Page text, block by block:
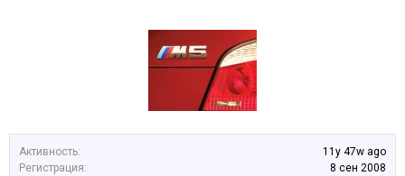
Активность:
11y 47w ago
Регистрация:
8 сен 2008